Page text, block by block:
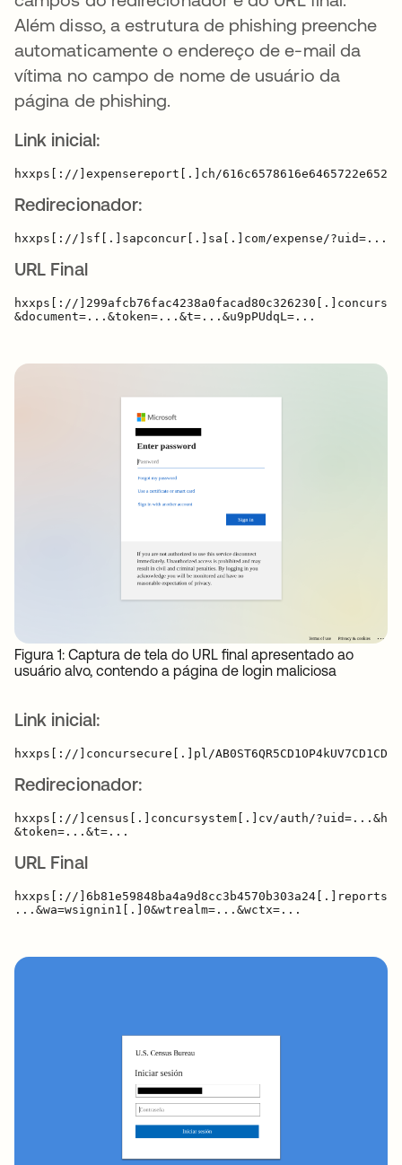
Além disso, a estrutura de phishing preenche
automaticamente o endereço de e-mail da
vítima no campo de nome de usuário da
página de phishing.
Link inicial:
Redirecionador:
URL Final
hxxps[://
Figura 1: Captura de tela do URL final apresentado ao
usuário alvo, contendo a página de login maliciosa
Link inicial:
Redirecionador:
hxxps[://]census[.]concursystem[.]cv/auth/
URL Final
hxxps[://